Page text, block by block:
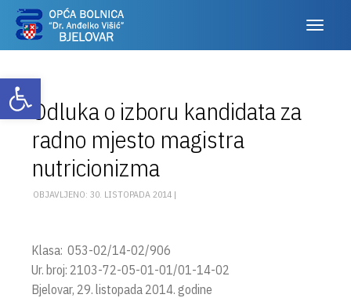
Otvori alatnu traku
Odluka o izboru kandidata za
radno mjesto magistra
nutricionizma
OBJAVLJENO: 30. LISTOPADA 2014 |
Klasa: 053-02/14-02/906
Ur. broj: 2103-72-05-01-01/01-14-02
Bjelovar, 29. listopada 2014. godine